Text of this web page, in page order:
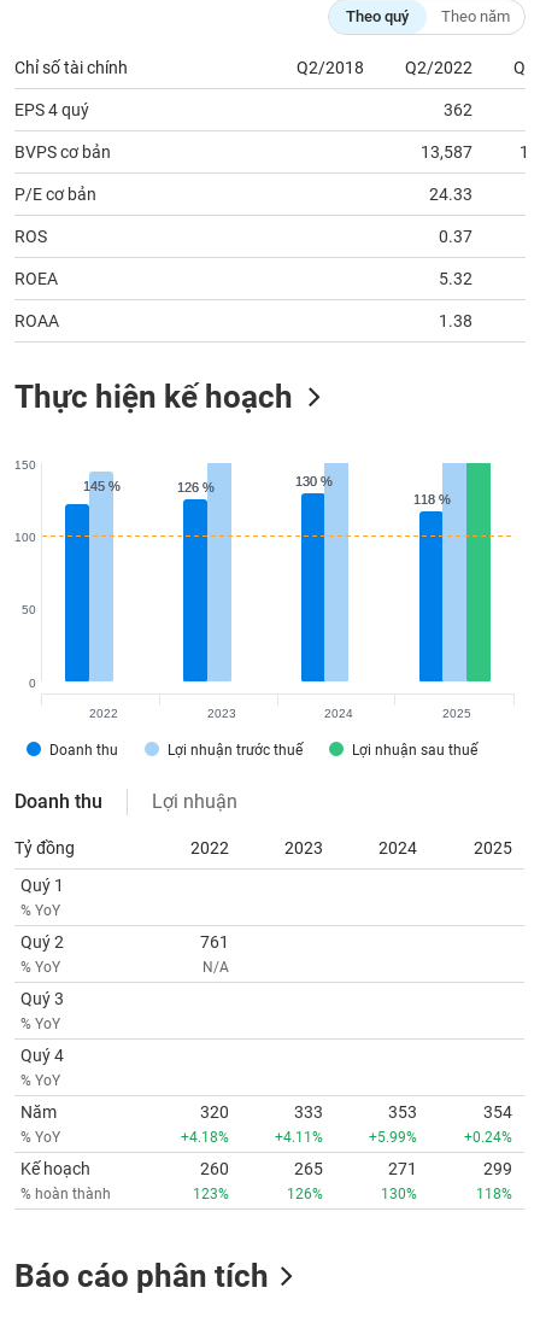
Theo quý Theo năm
Chỉ số tài chính Q2/2018 Q2/2022
EPS 4 quý 362
BVPS cơ bản 13,587
P/E cơ bản 24.33
ROS 0.37
ROEA 5.32
ROAA 1.38
Thực hiện kế hoạch
126 %
126 % 130 %
130 %
118 %
118 %
145 %
145 %
Doanh thu Lợi nhuận trước thuế Lợi nhuận sau thuế
0
50
100
150
2022 2023 2024 2025
Doanh thu Lợi nhuận
Tỷ đồng 2022 2023 2024
2025
Quý 1
% YoY
Quý 2
% YoY
761
N/A
Quý 3
% YoY
Quý 4
% YoY
Năm
% YoY
320
+4.18%
333
+4.11%
353
+5.99%
354
+0.24%
Kế hoạch
% hoàn thành
260
123%
265
126%
271
130%
299
118%
Báo cáo phân tích
Đào
tạo
Sách
tài
chính
Công
tư
thông
liệu
chính